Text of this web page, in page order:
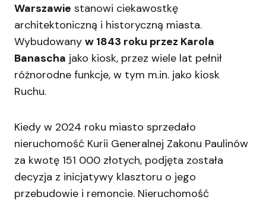
Warszawie stanowi ciekawostkę
architektoniczną i historyczną miasta. ​
Wybudowany w 1843 roku przez Karola
Banascha jako kiosk, przez wiele lat pełnił
różnorodne funkcje, w tym m.in. jako kiosk
Ruchu.
Kiedy w 2024 roku miasto sprzedało
nieruchomość Kurii Generalnej Zakonu Paulinów
za kwotę 151 000 złotych, podjęta została
decyzja z inicjatywy klasztoru o jego
przebudowie i remoncie. Nieruchomość